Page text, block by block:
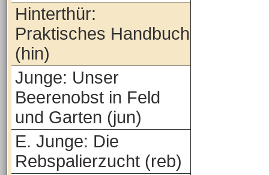
Hinterthür:
Praktisches Handbuch
(hin)
Junge: Unser
Beerenobst in Feld
und Garten (jun)
E. Junge: Die
Rebspalierzucht (reb)